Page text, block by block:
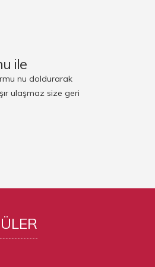
ile
nu doldurarak
ulaşmaz size geri